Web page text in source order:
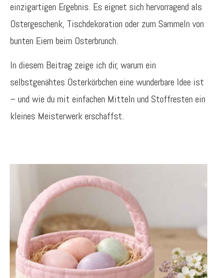
einzigartigen Ergebnis. Es eignet sich hervorragend als
Ostergeschenk, Tischdekoration oder zum Sammeln von
bunten Eiern beim Osterbrunch.
In diesem Beitrag zeige ich dir, warum ein
selbstgenähtes Osterkörbchen eine wunderbare Idee ist
– und wie du mit einfachen Mitteln und Stoffresten ein
kleines Meisterwerk erschaffst.